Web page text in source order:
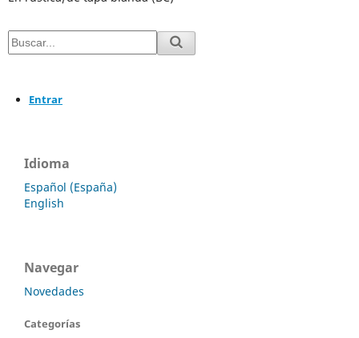
Entrar
Idioma
Español (España)
English
Navegar
Novedades
Categorías